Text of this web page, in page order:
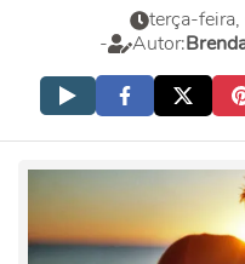
terça-
-
Autor: